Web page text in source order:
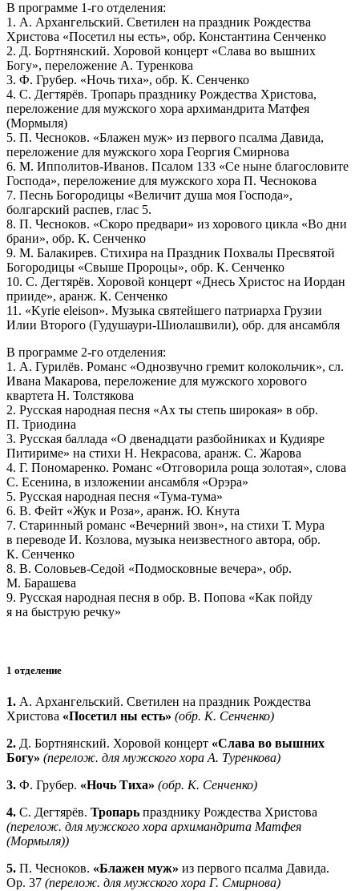
В программе 1-го отделения:
1. А. Архангельский. Светилен на праздник Рождества
Христова «Посетил ны есть», обр. Константина Сенченко
2. Д. Бортнянский. Хоровой концерт «Слава во вышних
Богу», переложение А. Туренкова
3. Ф. Грубер. «Ночь тиха», обр. К. Сенченко
4. С. Дегтярёв. Тропарь празднику Рождества Христова,
переложение для мужского хора архимандрита Матфея
(Мормыля)
5. П. Чесноков. «Блажен муж» из первого псалма Давида,
переложение для мужского хора Георгия Смирнова
6. М. Ипполитов-Иванов. Псалом 133 «Се ныне благословите
Господа», переложение для мужского хора П. Чеснокова
7. Песнь Богородицы «Величит душа моя Господа»,
болгарский распев, глас 5.
8. П. Чесноков. «Скоро предвари» из хорового цикла «Во дни
брани», обр. К. Сенченко
9. М. Балакирев. Стихира на Праздник Похвалы Пресвятой
Богородицы «Свыше Пророцы», обр. К. Сенченко
10. С. Дегтярёв. Хоровой концерт «Днесь Христос на Иордан
прииде», аранж. К. Сенченко
11. «Kyrie eleison». Музыка святейшего патриарха Грузии
Илии Второго (Гудушаури-Шиолашвили), обр. для ансамбля
В программе 2-го отделения:
1. А. Гурилёв. Романс «Однозвучно гремит колокольчик», сл.
Ивана Макарова, переложение для мужского хорового
квартета Н. Толстякова
2. Русская народная песня «Ах ты степь широкая» в обр.
П. Триодина
3. Русская баллада «О двенадцати разбойниках и Кудияре
Питириме» на стихи Н. Некрасова, аранж. С. Жарова
4. Г. Пономаренко. Романс «Отговорила роща золотая», слова
С. Есенина, в изложении ансамбля «Орэра»
5. Русская народная песня «Тума-тума»
6. В. Фейт «Жук и Роза», аранж. Ю. Кнута
7. Старинный романс «Вечерний звон», на стихи Т. Мура
в переводе И. Козлова, музыка неизвестного автора, обр.
К. Сенченко
8. В. Соловьев-Седой «Подмосковные вечера», обр.
М. Барашева
9. Русская народная песня в обр. В. Попова «Как пойду
я на быструю речку»
1 отделение
1. А. Архангельский. Светилен на праздник Рождества
Христова «Посетил ны есть» (обр. К. Сенченко)
2. Д. Бортнянский. Хоровой концерт «Слава во вышних
Богу» (перелож. для мужского хора А. Туренкова)
3. Ф. Грубер. «Ночь Тиха» (обр. К. Сенченко)
4. С. Дегтярёв. Тропарь празднику Рождества Христова
(перелож. для мужского хора архимандрита Матфея
(Мормыля))
5. П. Чесноков. «Блажен муж» из первого псалма Давида.
Op. 37 (перелож. для мужского хора Г. Смирнова)